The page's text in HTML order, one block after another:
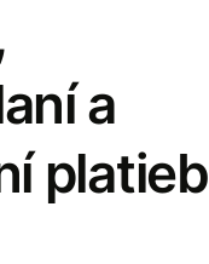
a
platieb